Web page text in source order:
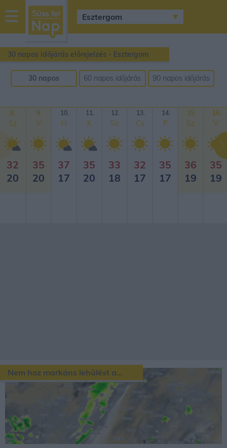
sussfelnap.hu
időjárás
30 napos időjárás előrejelzés - Esztergom
30 napos
időjárás
60 napos időjárás
előrejelzés
90 napos időjárás
előrejelzés
8.
Sz
32
20
9.
V
35
20
10.
H
37
17
11.
K
35
20
12.
Sz
33
18
13.
Cs
32
17
14.
P
35
17
15.
Sz
36
19
16.
V
35
19
Nem hoz markáns lehűlést a...